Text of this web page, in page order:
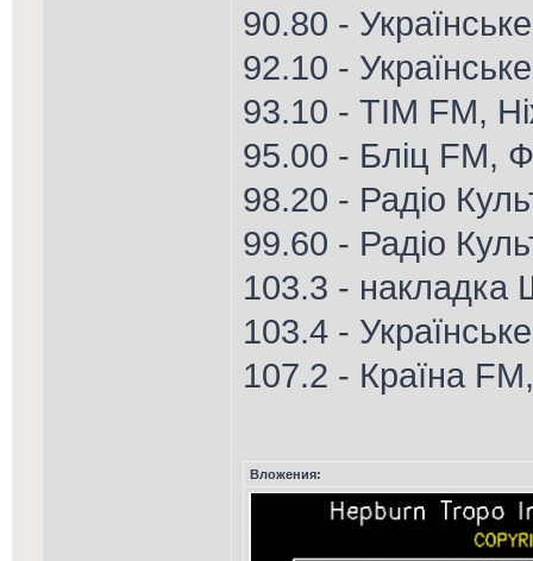
90.80 -
92.10 -
93.10 - ТІМ FM,
95.00 - Бліц FM,
98.20 - Радіо
99.60 - Радіо
103.3 - накладка
103.4 -
107.2 - Країна
Вложения: